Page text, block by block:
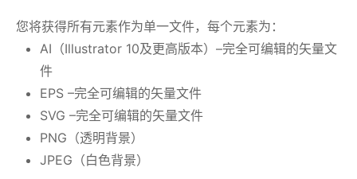
您将获得所有元素作为单一文件，每个元素为：
AI（Illustrator 10及更高版本）–完全可编辑的矢量文
件
EPS –完全可编辑的矢量文件
SVG –完全可编辑的矢量文件
PNG（透明背景）
JPEG（白色背景）